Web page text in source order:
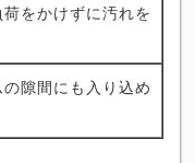
をかけずに汚れを
隙間にも入り込め